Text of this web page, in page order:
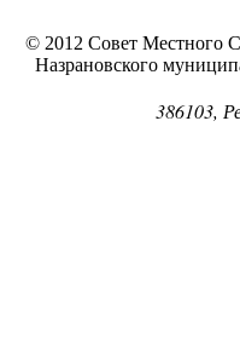
© 2012 Совет Местного
Назрановского
386103,